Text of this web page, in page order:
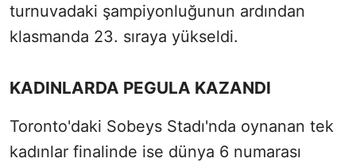
turnuvadaki şampiyonluğunun ardından
klasmanda 23. sıraya yükseldi.
KADINLARDA PEGULA KAZANDI
Toronto'daki Sobeys Stadı'nda oynanan tek
kadınlar finalinde ise dünya 6 numarası